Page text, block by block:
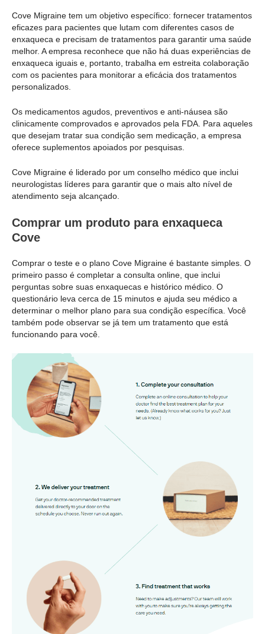
Cove Migraine tem um objetivo específico: fornecer tratamentos
eficazes para pacientes que lutam com diferentes casos de
enxaqueca e precisam de tratamentos para garantir uma saúde
melhor. A empresa reconhece que não há duas experiências de
enxaqueca iguais e, portanto, trabalha em estreita colaboração
com os pacientes para monitorar a eficácia dos tratamentos
personalizados.
Os medicamentos agudos, preventivos e anti-náusea são
clinicamente comprovados e aprovados pela FDA. Para aqueles
que desejam tratar sua condição sem medicação, a empresa
oferece suplementos apoiados por pesquisas.
Cove Migraine é liderado por um conselho médico que inclui
neurologistas líderes para garantir que o mais alto nível de
atendimento seja alcançado.
Comprar um produto para enxaqueca
Cove
Comprar o teste e o plano Cove Migraine é bastante simples. O
primeiro passo é completar a consulta online, que inclui
perguntas sobre suas enxaquecas e histórico médico. O
questionário leva cerca de 15 minutos e ajuda seu médico a
determinar o melhor plano para sua condição específica. Você
também pode observar se já tem um tratamento que está
funcionando para você.